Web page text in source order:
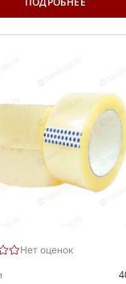
Нет оценок